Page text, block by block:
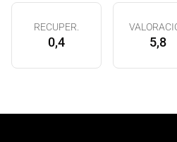
RECUPER.
0,4 5,8